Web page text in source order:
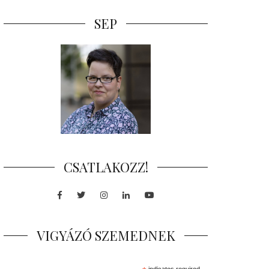
SEP
CSATLAKOZZ!
Facebook
TwitterInstagram
LinkedInYoutube
VIGYÁZÓ SZEMEDNEK